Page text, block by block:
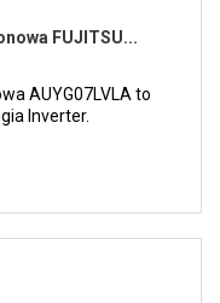
FUJITSU...
AUYG07LVLA to
Inverter.